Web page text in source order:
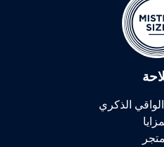
الذكري